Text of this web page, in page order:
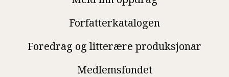
Forfatterkatalogen
Foredrag og litterære produksjonar
Medlemsfondet